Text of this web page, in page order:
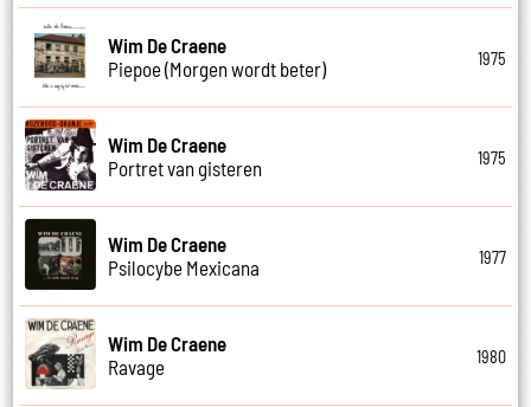
Wim De Craene
Piepoe (Morgen wordt beter)
1975
Wim De Craene
Portret van gisteren
1975
Wim De Craene
Psilocybe Mexicana
1977
Wim De Craene
Ravage
1980